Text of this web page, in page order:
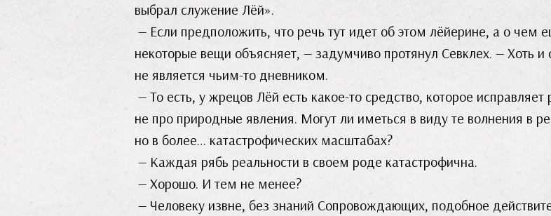
выбрал служение Лёй».
— Если предположить, что речь тут идет об этом лёйерине, а о чем
некоторые вещи объясняет, — задумчиво протянул Севклех. — Хоть и
не является чьим-то дневником.
— То есть, у жрецов Лёй есть какое-то средство, которое
не про природные явления. Могут ли иметься в виду те волнения в
но в более… катастрофических масштабах?
— Каждая рябь реальности в своем роде катастрофична.
— Хорошо. И тем не менее?
— Человеку извне, без знаний Сопровождающих, подобное